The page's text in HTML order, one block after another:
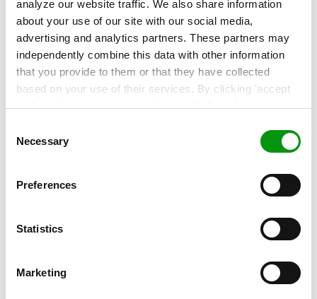
analyze our website traffic. We also share information
about your use of our site with our social media,
advertising and analytics partners. These partners may
independently combine this data with other information
that you provide to them or that they have collected
based on your use of their services. By clicking 'accept
and continue' you agree to the use of all cookies as
personalization via cookies does not affect the operation
Selection
Necessary
Preferences
Statistics
Marketing
Relaterede artikler